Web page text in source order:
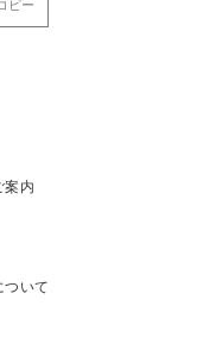
ピー
案内
ついて